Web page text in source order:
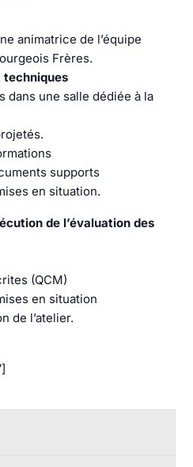
animatrice de l’équipe
Frères.
techniques
dans une salle dédiée à la
supports
en situation.
de l’évaluation des
(QCM)
en situation
de l’atelier.